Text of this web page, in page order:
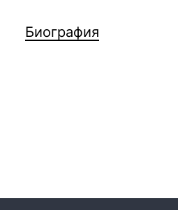
Биография